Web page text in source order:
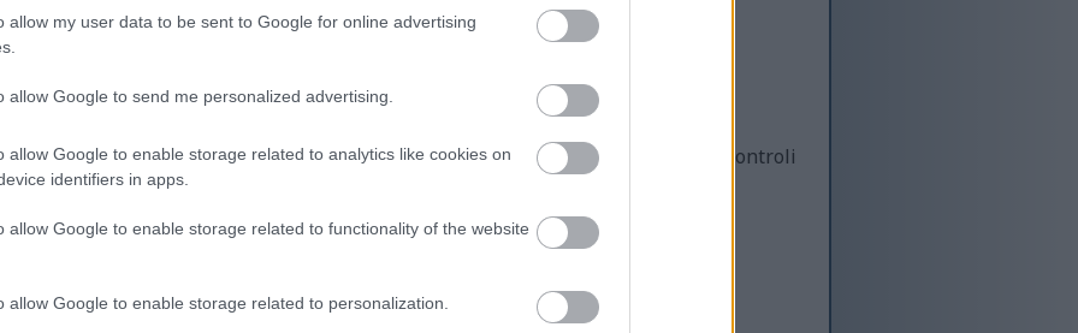
allow my user data to be sent to Google for online advertising
allow Google to send me personalized advertising.
allow Google to enable storage related to analytics like cookies on
identifiers in apps.
allow Google to enable storage related to functionality of the website
allow Google to enable storage related to personalization.
vitaminima B (B2, B3, B5, B6)
i mangan za zdravlje kostiju i živaca
za zdravlje očiju
mononezasićene, što je dobro za naša srca. Njihova vlakna pomažu u kontroli
zdrava. Sa 17% Amerikanaca koji ne dobijaju dovoljno vlakana, avokado je
potreba.
podržava vaš kardiovaskularni sistem